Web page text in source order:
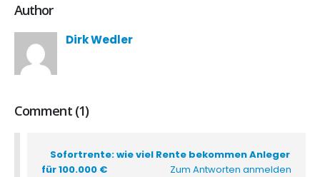
Author
Dirk Wedler
Comment (1)
Sofortrente: wie viel Rente bekommen Anleger
für 100.000 €
Zum Antworten anmelden